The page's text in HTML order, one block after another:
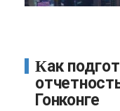
Как подготовить финансовую
Гонконге